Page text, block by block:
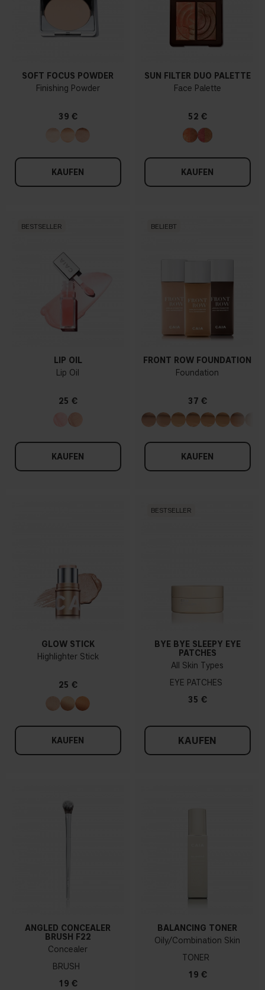
SOFT FOCUS POWDER
Finishing Powder
39 €
KAUFEN
SUN FILTER DUO PALETTE
Face Palette
52 €
KAUFEN
BESTSELLER
LIP OIL
Lip Oil
25 €
KAUFEN
BELIEBT
FRONT ROW FOUNDATION
Foundation
37 €
KAUFEN
GLOW STICK
Highlighter Stick
25 €
KAUFEN
BESTSELLER
BYE BYE SLEEPY EYE
PATCHES
All Skin Types
EYE PATCHES
35 €
KAUFEN
ANGLED CONCEALER
BRUSH F22
Concealer
BRUSH
19 €
BALANCING TONER
Oily/Combination Skin
TONER
19 €